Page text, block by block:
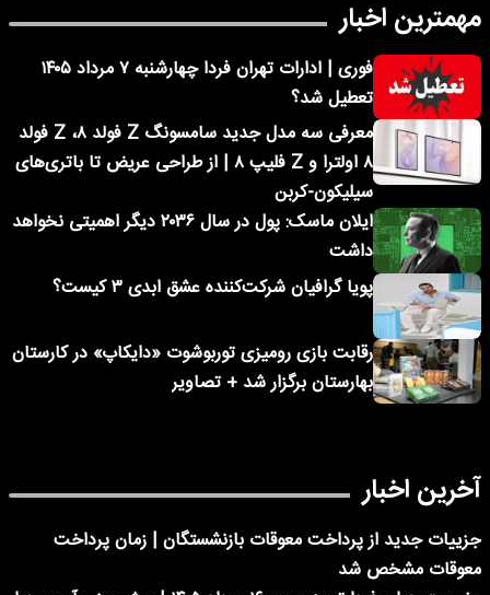
مهمترین اخبار
فوری | ادارات تهران فردا چهارشنبه ۷ مرداد ۱۴۰۵
تعطیل شد؟
معرفی سه مدل جدید سامسونگ Z فولد ۸، Z فولد
۸ اولترا و Z فلیپ ۸ | از طراحی عریض تا باتری‌های
سیلیکون-کربن
ایلان ماسک: پول در سال ۲۰۳۶ دیگر اهمیتی نخواهد
داشت
پویا گرافیان شرکت‌کننده عشق ابدی ۳ کیست؟
رقابت بازی رومیزی توربوشوت «دایکاپ» در کارستان
بهارستان برگزار شد + تصاویر
آخرین اخبار
جزییات جدید از پرداخت معوقات بازنشستگان | زمان پرداخت
معوقات مشخص شد